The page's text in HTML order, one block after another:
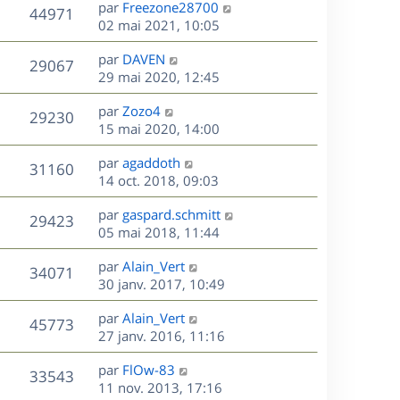
s
n
i
e
r
m
e
s
s
a
g
e
44971
u
s
D
e
r
n
i
e
r
m
e
s
s
a
g
e
par Freezone28700
02 mai 2021, 10:05
29067V
u
s
D
e
r
n
i
e
r
m
e
s
s
a
g
e
par DAVEN
29 mai 2020, 12:45
29230V
u
s
D
e
r
n
i
e
r
m
e
s
s
a
g
e
par Zozo4
15 mai 2020, 14:00
31160V
u
e
D
e
r
n
i
e
r
m
e
s
s
a
g
e
par agaddoth
14 oct. 2018, 09:03
29423V
u
s
D
e
r
n
i
e
r
m
e
s
s
par gaspard.schmitt
05 mai 2018, 11:44
34071
u
e
s
D
e
r
n
i
e
r
m
par Alain_Vert
30 janv. 2017, 10:49
45773V
u
e
D
e
r
n
i
par Alain_Vert
27 janv. 2016, 11:16
33543V
D
e
par FlOw-83
11 nov. 2013, 17:16